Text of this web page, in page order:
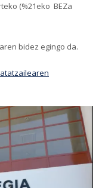
(%21eko BEZa
bidez egingo da.